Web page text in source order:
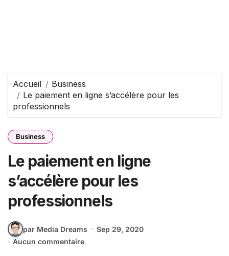
Accueil
Business
Le paiement en ligne s’accélère pour les
professionnels
Business
Le paiement en ligne
s’accélère pour les
professionnels
par Media Dreams
Sep 29, 2020
Aucun commentaire